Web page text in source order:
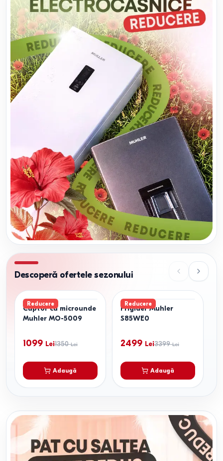
Descoperă ofertele sezonului
Reducere
Cuptor cu microunde
Muhler MO-5009
1099 Lei1350 Lei
Adaugă
Reducere
Frigider Muhler
S85WE0
2499 Lei3399 Lei
Adaugă